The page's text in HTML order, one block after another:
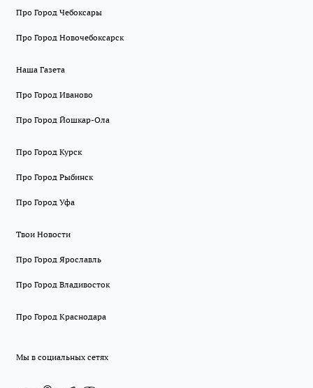
Про Город Чебоксары
Про Город Новочебоксарск
Наша Газета
Про Город Иваново
Про Город Йошкар-Ола
Про Город Курск
Про Город Рыбинск
Про Город Уфа
Твои Новости
Про Город Ярославль
Про Город Владивосток
Про Город Краснодара
Мы в социальных сетях